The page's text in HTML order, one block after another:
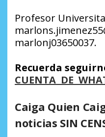
Profesor
marlonj03650037.
Recuerda
CUENTA DE
Caiga Quien
noticias SIN